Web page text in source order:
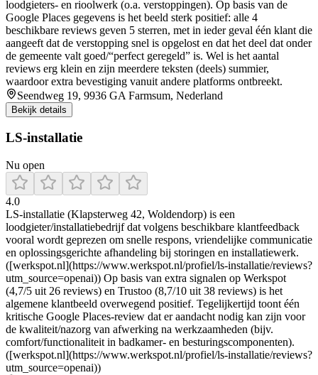
loodgieters- en rioolwerk (o.a. verstoppingen). Op basis van de
Google Places gegevens is het beeld sterk positief: alle 4
beschikbare reviews geven 5 sterren, met in ieder geval één klant die
aangeeft dat de verstopping snel is opgelost en dat het deel dat onder
de gemeente valt goed/“perfect geregeld” is. Wel is het aantal
reviews erg klein en zijn meerdere teksten (deels) summier,
waardoor extra bevestiging vanuit andere platforms ontbreekt.
Seendweg 19, 9936 GA Farmsum, Nederland
Bekijk details
LS-installatie
Nu open
4.0
LS-installatie (Klapsterweg 42, Woldendorp) is een
loodgieter/installatiebedrijf dat volgens beschikbare klantfeedback
vooral wordt geprezen om snelle respons, vriendelijke communicatie
en oplossingsgerichte afhandeling bij storingen en installatiewerk.
([werkspot.nl](https://www.werkspot.nl/profiel/ls-installatie/reviews?
utm_source=openai)) Op basis van extra signalen op Werkspot
(4,7/5 uit 26 reviews) en Trustoo (8,7/10 uit 38 reviews) is het
algemene klantbeeld overwegend positief. Tegelijkertijd toont één
kritische Google Places-review dat er aandacht nodig kan zijn voor
de kwaliteit/nazorg van afwerking na werkzaamheden (bijv.
comfort/functionaliteit in badkamer- en besturingscomponenten).
([werkspot.nl](https://www.werkspot.nl/profiel/ls-installatie/reviews?
utm_source=openai))